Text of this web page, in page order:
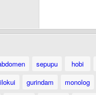
sepupu hobi
gurindam monolog